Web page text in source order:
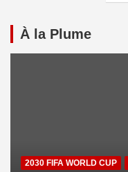
À la Plume
2030 FIFA WORLD CUP